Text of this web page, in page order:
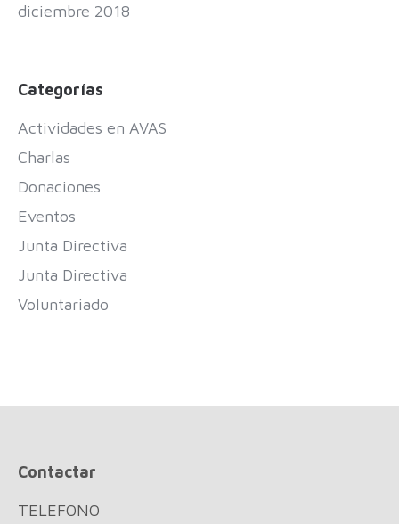
diciembre 2018
Categorías
Actividades en AVAS
Charlas
Donaciones
Eventos
Junta Directiva
Junta Directiva
Voluntariado
Contactar
TELEFONO